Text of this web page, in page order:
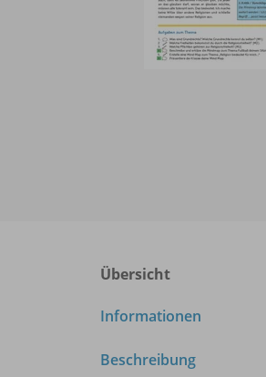
Übersicht
Informationen
Beschreibung